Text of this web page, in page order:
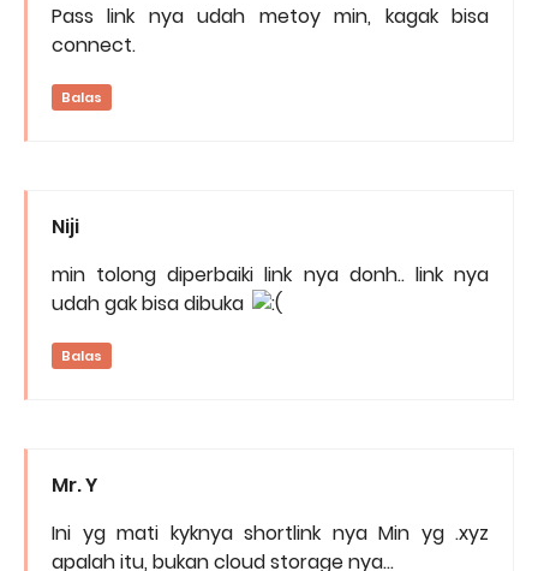
Pass link nya udah metoy min, kagak bisa
connect.
Balas
Niji
min tolong diperbaiki link nya donh.. link nya
udah gak bisa dibuka
Balas
Mr. Y
Ini yg mati kyknya shortlink nya Min yg .xyz
apalah itu, bukan cloud storage nya...